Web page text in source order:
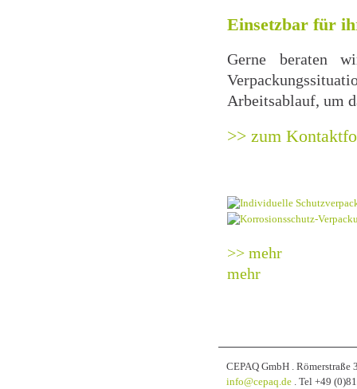
Einsetzbar für
Gerne beraten
Arbeitsablauf, um
>> zum
>> mehr
mehr
CEPAQ GmbH .
info@cepaq.de . Tel +49